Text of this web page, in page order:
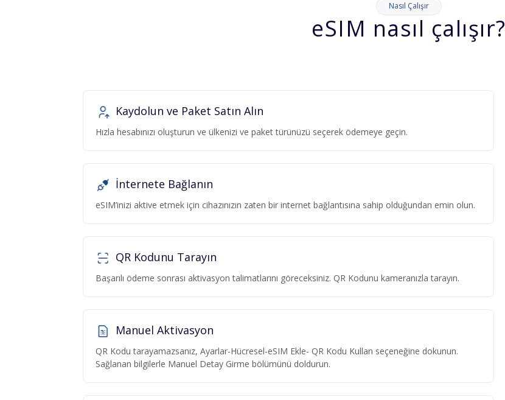
Nasıl Çalışır
eSIM nasıl çalışır?
Kaydolun ve Paket Satın Alın
Hızla hesabınızı oluşturun ve ülkenizi ve paket türünüzü seçerek ödemeye geçin.
İnternete Bağlanın
eSIM’inizi aktive etmek için cihazınızın zaten bir internet bağlantısına sahip olduğundan emin olun.
QR Kodunu Tarayın
Başarılı ödeme sonrası aktivasyon talimatlarını göreceksiniz. QR Kodunu kameranızla tarayın.
Manuel Aktivasyon
QR Kodu tarayamazsanız, Ayarlar-Hücresel-eSIM Ekle- QR Kodu Kullan seçeneğine dokunun.
Sağlanan bilgilerle Manuel Detay Girme bölümünü doldurun.